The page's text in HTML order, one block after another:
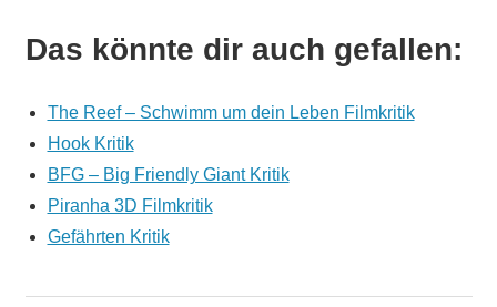
Das könnte dir auch gefallen:
The Reef – Schwimm um dein Leben Filmkritik
Hook Kritik
BFG – Big Friendly Giant Kritik
Piranha 3D Filmkritik
Gefährten Kritik